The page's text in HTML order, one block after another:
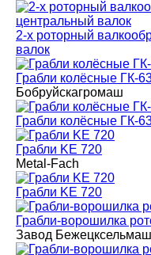
2-х роторный
валок
Грабли колёсные ГК-
Бобруйскагромаш
Грабли колёсные ГК-
Грабли KE 720
Metal-Fach
Грабли KE 720
Грабли-ворошилка
Завод